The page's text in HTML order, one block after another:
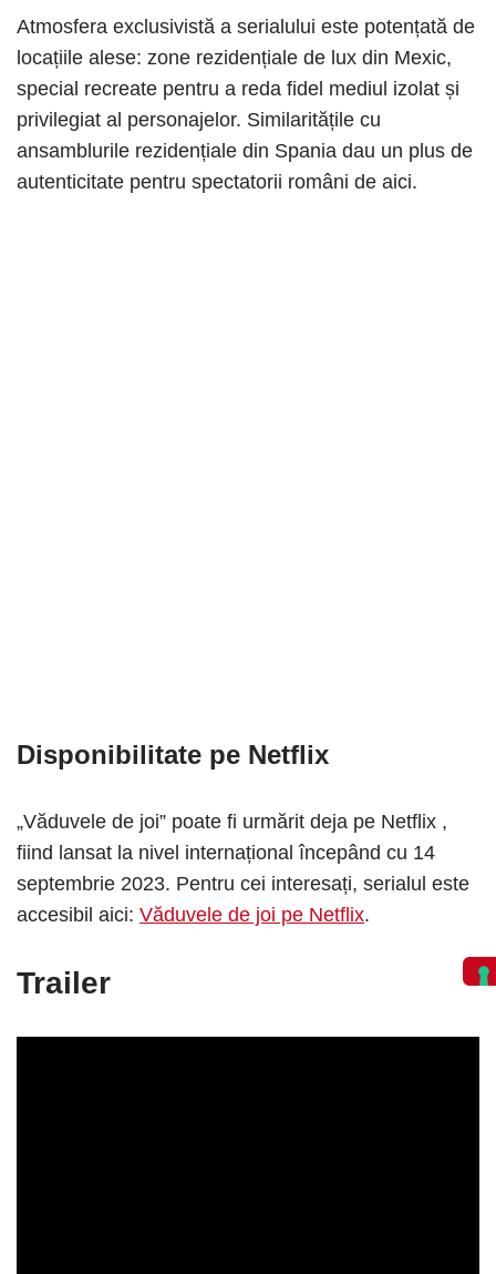
Atmosfera exclusivistă a serialului este potențată de
locațiile alese: zone rezidențiale de lux din Mexic,
special recreate pentru a reda fidel mediul izolat și
privilegiat al personajelor. Similaritățile cu
ansamblurile rezidențiale din Spania dau un plus de
autenticitate pentru spectatorii români de aici.
Disponibilitate pe Netflix
„Văduvele de joi” poate fi urmărit deja pe Netflix ,
fiind lansat la nivel internațional începând cu 14
septembrie 2023. Pentru cei interesați, serialul este
accesibil aici: Văduvele de joi pe Netflix.
Trailer